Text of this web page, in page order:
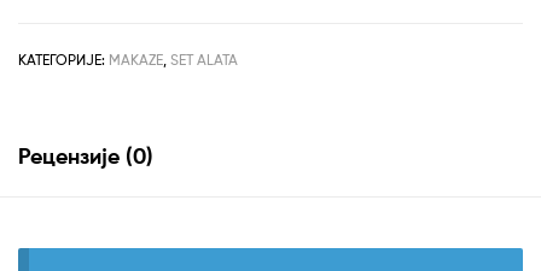
HLT93401
КАТЕГОРИЈЕ: MAKAZE SET ALATA
Рецензије (0)